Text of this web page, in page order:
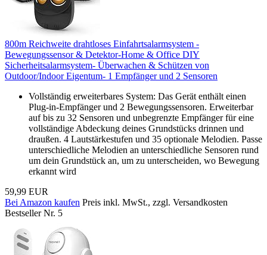
800m Reichweite drahtloses Einfahrtsalarmsystem -
Bewegungssensor & Detektor-Home & Office DIY
Sicherheitsalarmsystem- Überwachen & Schützen von
Outdoor/Indoor Eigentum- 1 Empfänger und 2 Sensoren
Vollständig erweiterbares System: Das Gerät enthält einen
Plug-in-Empfänger und 2 Bewegungssensoren. Erweiterbar
auf bis zu 32 Sensoren und unbegrenzte Empfänger für eine
vollständige Abdeckung deines Grundstücks drinnen und
draußen. 4 Lautstärkestufen und 35 optionale Melodien. Passe
unterschiedliche Melodien an unterschiedliche Sensoren rund
um dein Grundstück an, um zu unterscheiden, wo Bewegung
erkannt wird
59,99 EUR
Bei Amazon kaufen Preis inkl. MwSt., zzgl. Versandkosten
Bestseller Nr. 5